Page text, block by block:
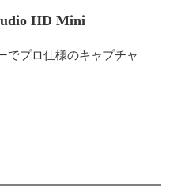
HD Mini
でプロ仕様のキャプチャ